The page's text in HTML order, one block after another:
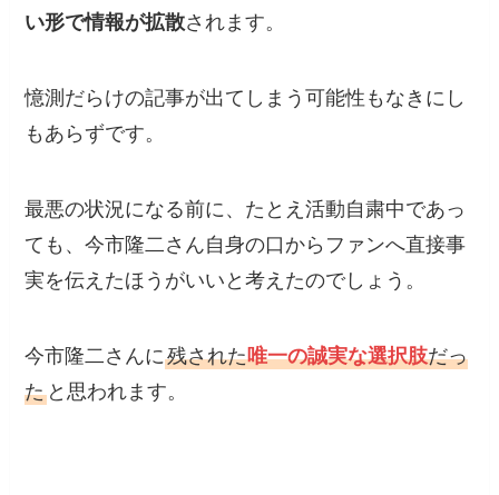
い形で情報が拡散されます。
憶測だらけの記事が出てしまう可能性もなきにし
もあらずです。
最悪の状況になる前に、たとえ活動自粛中であっ
ても、今市隆二さん自身の口からファンへ直接事
実を伝えたほうがいいと考えたのでしょう。
今市隆二さんに残された唯一の誠実な選択肢だっ
た と思われます。